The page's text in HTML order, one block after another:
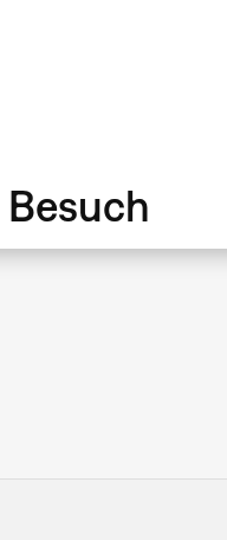
Besuch